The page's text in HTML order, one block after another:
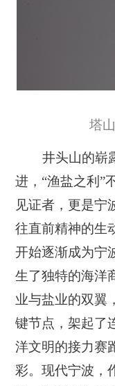
塔
井头山的崭
进，“渔盐之利”
见证者，更是宁
往直前精神的生
开始逐渐成为宁
生了独特的海洋
业与盐业的双翼
键节点，架起了
洋文明的接力赛
彩。现代宁波，